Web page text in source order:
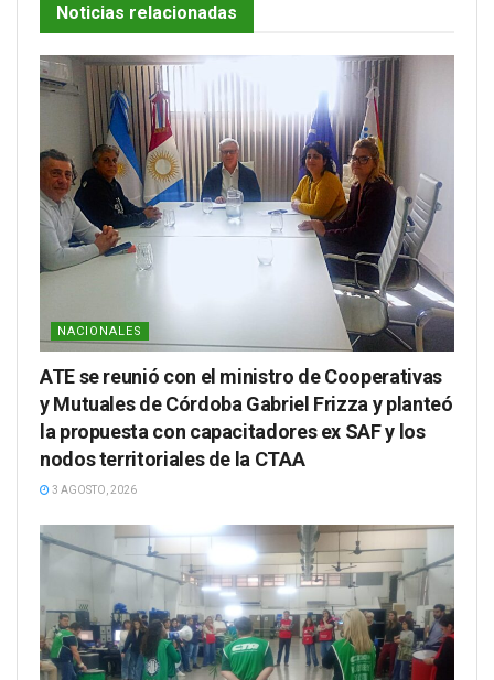
Noticias relacionadas
NACIONALES
ATE se reunió con el ministro de Cooperativas
y Mutuales de Córdoba Gabriel Frizza y planteó
la propuesta con capacitadores ex SAF y los
nodos territoriales de la CTAA
3 AGOSTO, 2026